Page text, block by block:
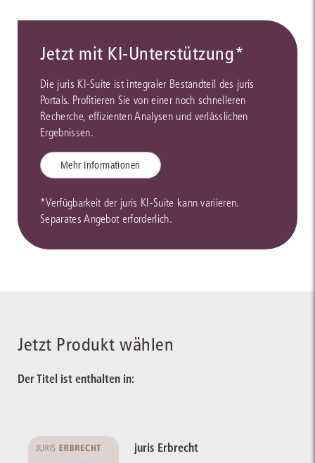
Jetzt mit KI-Unterstützung*
Die juris KI-Suite ist integraler Bestandteil des juris
Portals. Profitieren Sie von einer noch schnelleren
Recherche, effizienten Analysen und verlässlichen
Ergebnissen.
Mehr Informationen
*Verfügbarkeit der juris KI-Suite kann variieren.
Separates Angebot erforderlich.
Jetzt Produkt wählen
Der Titel ist enthalten in:
juris Erbrecht